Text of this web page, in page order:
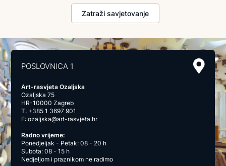
Zatraži savjetovanje
POSLOVNICA 1
Art-rasvjeta Ozaljska
Ozaljska 75
HR-10000 Zagreb
T: +385 1 3697 901
E:ozaljska@art-rasvjeta.hr
Radno vrijeme:
Ponedjeljak - Petak: 08 - 20 h
Subota: 08 - 15 h
Nedjeljom i praznikom ne radimo